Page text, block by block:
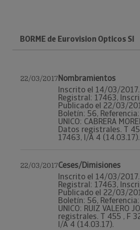
BORME de Eurovision Opticos Sl
22/03/2017Nombramientos
Inscrito el 14/03/2017.
Registral: 17463,
Publicado el 22/03/
Boletín: 56,
UNICO: CABRERA
Datos registrales. T
17463, I/A 4 (14.03.17).
22/03/2017Ceses/Dimisiones
Inscrito el 14/03/2017.
Registral: 17463,
Publicado el 22/03/
Boletín: 56,
UNICO: RUIZ VALERO
registrales. T 455 , F
I/A 4 (14.03.17).